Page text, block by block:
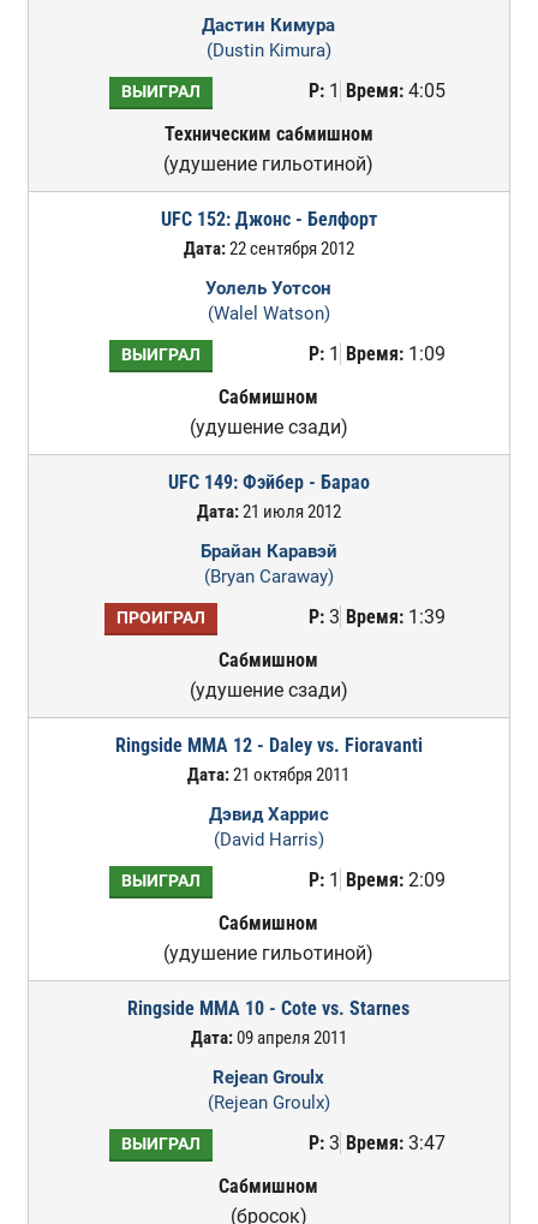
Дастин Кимура
(Dustin Kimura)
ВЫИГРАЛ Р:1 Время:4:05
Техническим сабмишном
(удушение гильотиной)
UFC 152: Джонс - Белфорт
Дата:22 сентября 2012
Уолель Уотсон
(Walel Watson)
ВЫИГРАЛ Р:1 Время:1:09
Сабмишном
(удушение сзади)
UFC 149: Фэйбер - Барао
Дата:21 июля 2012
Брайан Каравэй
(Bryan Caraway)
ПРОИГРАЛ Р:3 Время:1:39
Сабмишном
(удушение сзади)
Ringside MMA 12 - Daley vs. Fioravanti
Дата:21 октября 2011
Дэвид Харрис
(David Harris)
ВЫИГРАЛ Р:1 Время:2:09
Сабмишном
(удушение гильотиной)
Ringside MMA 10 - Cote vs. Starnes
Дата:09 апреля 2011
Rejean Groulx
(Rejean Groulx)
ВЫИГРАЛ Р:3 Время:3:47
Сабмишном
(бросок)